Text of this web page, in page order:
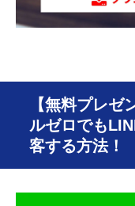
【無料プレゼ
ルゼロでも
客する方法！